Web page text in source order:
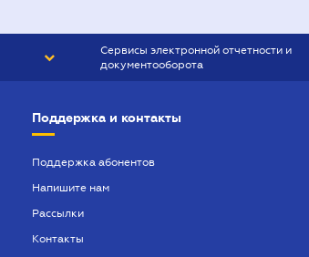
Сервисы электронной отчетности и
документооборота
Поддержка и контакты
Поддержка абонентов
Напишите нам
Рассылки
Контакты